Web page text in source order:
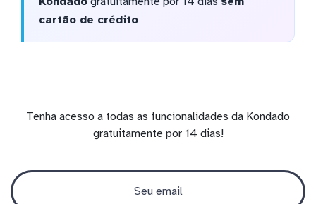
cartão de crédito
Tenha acesso a todas as funcionalidades da Kondado
gratuitamente por 14 dias!